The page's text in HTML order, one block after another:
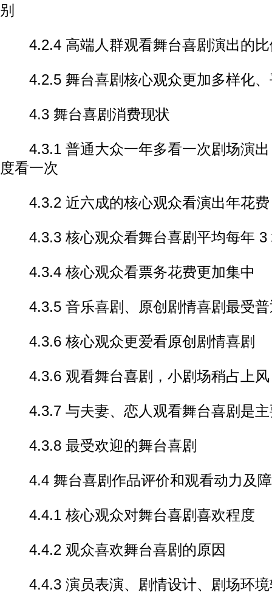
别
4.2.4 高端人群观看舞台喜剧演出的比
4.2.5 舞台喜剧核心观众更加多样化、
4.3 舞台喜剧消费现状
4.3.1 普通大众一年多看一次剧场演出
度看一次
4.3.2 近六成的核心观众看演出年花费
4.3.3 核心观众看舞台喜剧平均每年 3
4.3.4 核心观众看票务花费更加集中
4.3.5 音乐喜剧、原创剧情喜剧最受普
4.3.6 核心观众更爱看原创剧情喜剧
4.3.6 观看舞台喜剧，小剧场稍占上风
4.3.7 与夫妻、恋人观看舞台喜剧是主
4.3.8 最受欢迎的舞台喜剧
4.4 舞台喜剧作品评价和观看动力及
4.4.1 核心观众对舞台喜剧喜欢程度
4.4.2 观众喜欢舞台喜剧的原因
4.4.3 演员表演、剧情设计、剧场环境